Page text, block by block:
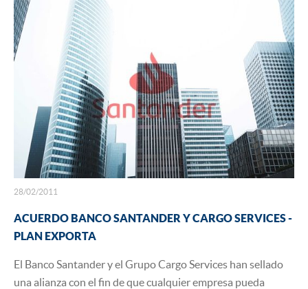
28/02/2011
ACUERDO BANCO SANTANDER Y CARGO SERVICES -
PLAN EXPORTA
El Banco Santander y el Grupo Cargo Services han sellado
una alianza con el fin de que cualquier empresa pueda